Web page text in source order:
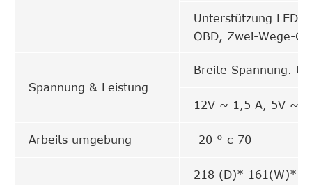
Unterstützung LED-
OBD, Zwei-Wege-
Spannung & Leistung
Breite Spannung.
12V ~ 1,5 A, 5V ~
Arbeits umgebung -20 ° c-70
218 (D)* 161(W)*